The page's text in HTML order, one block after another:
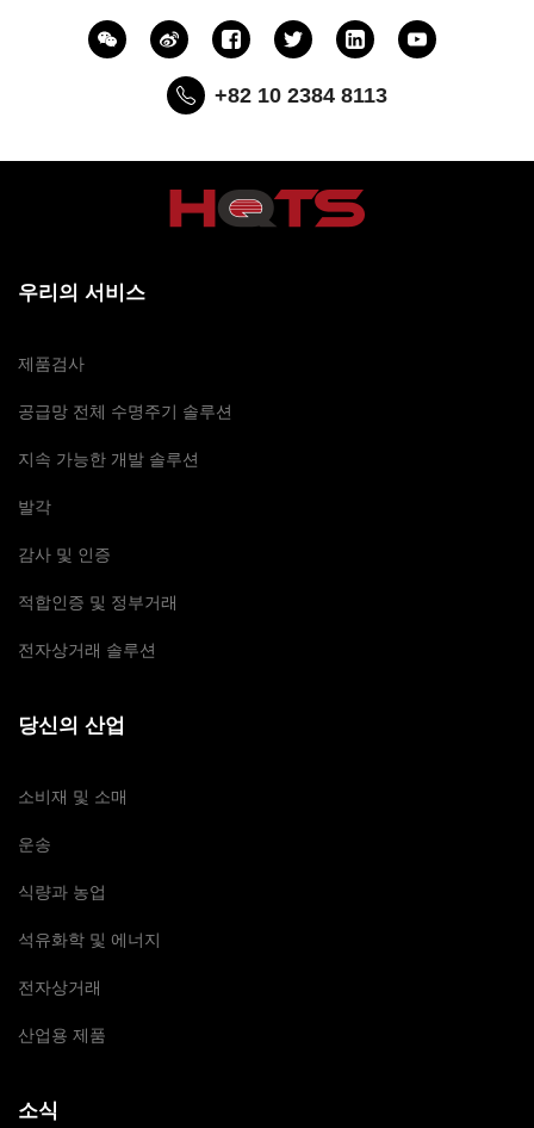
+82 10 2384 8113
우리의 서비스
제품검사
공급망 전체 수명주기 솔루션
지속 가능한 개발 솔루션
발각
감사 및 인증
적합인증 및 정부거래
전자상거래 솔루션
당신의 산업
소비재 및 소매
운송
식량과 농업
석유화학 및 에너지
전자상거래
산업용 제품
소식